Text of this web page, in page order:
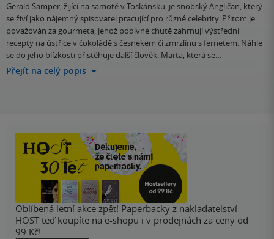
Gerald Samper, žijící na samotě v Toskánsku, je snobský Angličan, který
se živí jako nájemný spisovatel pracující pro různé celebrity. Přitom je
považován za gourmeta, jehož podivné chutě zahrnují výstřední
recepty na ústřice v čokoládě s česnekem či zmrzlinu s fernetem. Náhle
se do jeho blízkosti přistěhuje další člověk. Marta, která se…
Přejít na celý popis
Oblíbená letní akce zpět! Paperbacky z nakladatelství
HOST teď koupíte na e-shopu i v prodejnách za ceny od
99 Kč!